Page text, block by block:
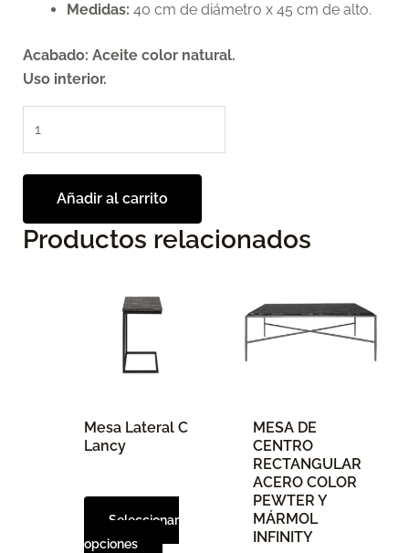
Medidas: 40 cm de diámetro x 45 cm de alto.
Acabado: Aceite color natural.
Uso interior.
Añadir al carrito
Productos relacionados
Mesa Lateral C
Lancy
Seleccionar
opciones
tiene
se
la
MESA DE
CENTRO
RECTANGULAR
ACERO COLOR
PEWTER Y
MÁRMOL
INFINITY